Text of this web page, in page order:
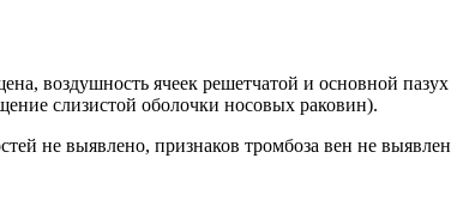
воздушность ячеек решетчатой и основной пазух
слизистой оболочки носовых раковин).
не выявлено, признаков тромбоза вен не